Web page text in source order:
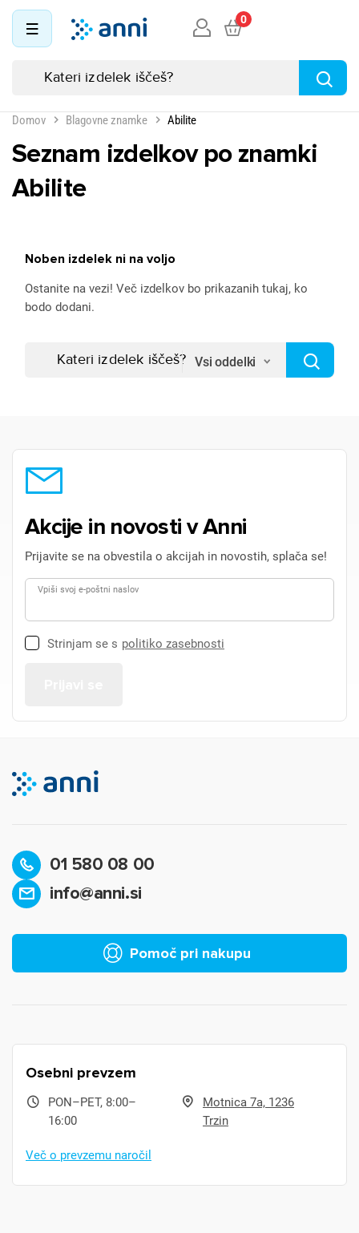
0
Domov Blagovne znamke Abilite
Seznam izdelkov po znamki
Abilite
Noben izdelek ni na voljo
Ostanite na vezi! Več izdelkov bo prikazanih tukaj, ko
bodo dodani.
Vsi oddelki
Akcije in novosti v Anni
Prijavite se na obvestila o akcijah in novostih, splača se!
Vpiši svoj e-poštni naslov
Strinjam se s politiko zasebnosti
01 580 08 00
info@anni.si
Pomoč pri nakupu
Osebni prevzem
PON–PET, 8:00–
16:00
Motnica 7a, 1236
Trzin
Več o prevzemu naročil
Prijava
Za dodajanje na seznam želja morate biti prijavljeni.